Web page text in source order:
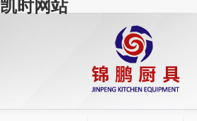
凯时网站